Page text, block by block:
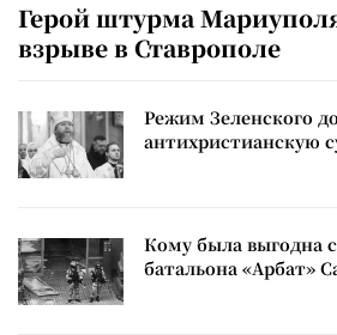
Герой штурма
взрыве в Ставрополе
Режим Зеленского
антихристианскую
Кому была выгодна
батальона «Арбат»